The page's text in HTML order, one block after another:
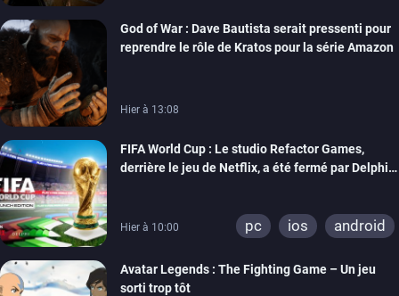
God of War : Dave Bautista serait pressenti pour
reprendre le rôle de Kratos pour la série Amazon
Hier à 13:08
FIFA World Cup : Le studio Refactor Games,
derrière le jeu de Netflix, a été fermé par Delphi
Hier à 10:00 pc ios android
Avatar Legends : The Fighting Game – Un jeu
sorti trop tôt